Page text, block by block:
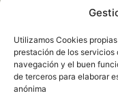
Utilizamos Cookies
prestación de los servicios
navegación y el buen
de terceros para elaborar
anónima